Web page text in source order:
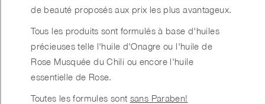
de beauté proposés aux prix les plus avantageux.
Tous les produits sont formulés à base d'huiles
précieuses telle l'huile d'Onagre ou l'huile de
Rose Musquée du Chili ou encore l'huile
essentielle de Rose.
Toutes les formules sont sans Paraben!